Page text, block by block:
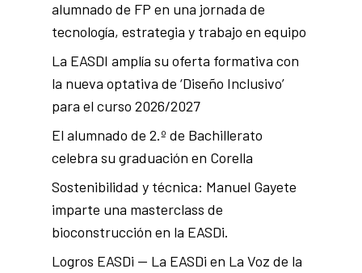
alumnado de FP en una jornada de
tecnología, estrategia y trabajo en equipo
La EASDI amplía su oferta formativa con
la nueva optativa de ‘Diseño Inclusivo’
para el curso 2026/2027
El alumnado de 2.º de Bachillerato
celebra su graduación en Corella
Sostenibilidad y técnica: Manuel Gayete
imparte una masterclass de
bioconstrucción en la EASDi.
Logros EASDi — La EASDi en La Voz de la